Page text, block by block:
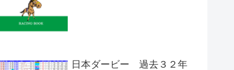
日本ダービー 過去３２年